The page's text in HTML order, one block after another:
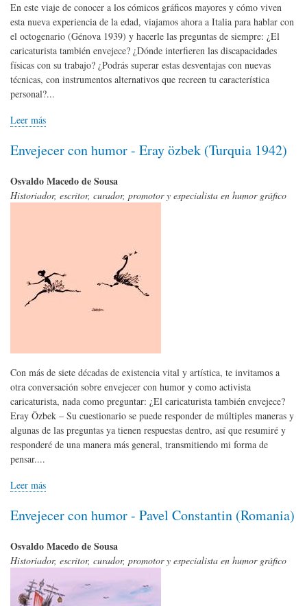
En este viaje de conocer a los cómicos gráficos mayores y cómo viven
esta nueva experiencia de la edad, viajamos ahora a Italia para hablar con
el octogenario (Génova 1939) y hacerle las preguntas de siempre: ¿El
caricaturista también envejece? ¿Dónde interfieren las discapacidades
físicas con su trabajo? ¿Podrás superar estas desventajas con nuevas
técnicas, con instrumentos alternativos que recreen tu característica
personal?...
Leer más
Envejecer con humor - Eray özbek (Turquia 1942)
Osvaldo Macedo de Sousa
Historiador, escritor, curador, promotor y especialista en humor gráfico
Con más de siete décadas de existencia vital y artística, te invitamos a
otra conversación sobre envejecer con humor y como activista
caricaturista, nada como preguntar: ¿El caricaturista también envejece?
Eray Özbek – Su cuestionario se puede responder de múltiples maneras y
algunas de las preguntas ya tienen respuestas dentro, así que resumiré y
responderé de una manera más general, transmitiendo mi forma de
pensar....
Leer más
Envejecer con humor - Pavel Constantin (Romania)
Osvaldo Macedo de Sousa
Historiador, escritor, curador, promotor y especialista en humor gráfico